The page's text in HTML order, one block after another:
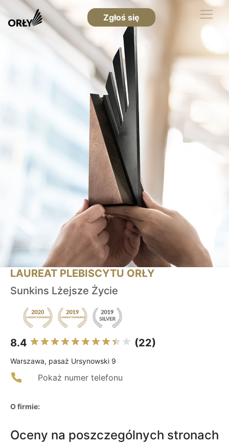
Zgłoś się
LAUREAT PLEBISCYTU ORŁY
Sunkins Lżejsze Życie
8.4 (22)
Warszawa, pasaż Ursynowski 9
Pokaż numer telefonu
O firmie:
Oceny na poszczególnych stronach